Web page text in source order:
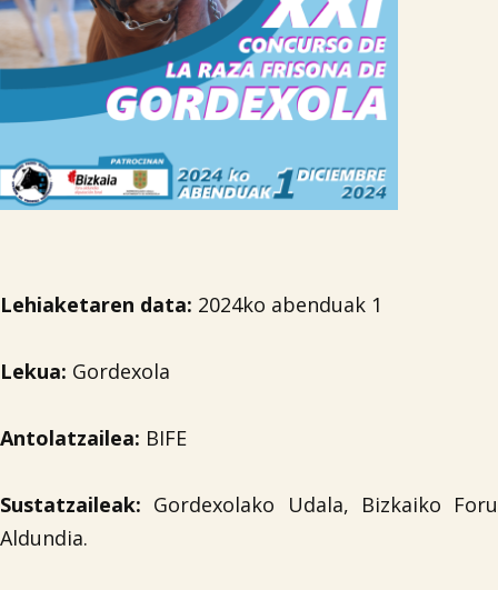
Lehiaketaren data: 2024ko abenduak 1
Lekua: Gordexola
Antolatzailea: BIFE
Sustatzaileak: Gordexolako Udala, Bizkaiko Foru
Aldundia.